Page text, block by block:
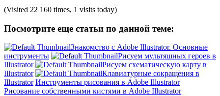
(Visited 22 160 times, 1 visits today)
Посмотрите еще статьи по данной теме:
Знакомство с Adobe Illustrator. Основные
инструменты
Рисуем мультяшных героев в
Illustrator
Рисуем схематическую карту в
Illustrator
Клавиатурные сокращения в
Illustrator Инструменты рисования в Adobe Illustrator
Рисование собственными кистями в Adobe Illustrator